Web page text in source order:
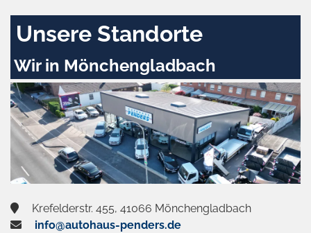
Unsere Standorte
Wir in Mönchengladbach
Krefelderstr. 455, 41066 Mönchengladbach
info@autohaus-penders.de